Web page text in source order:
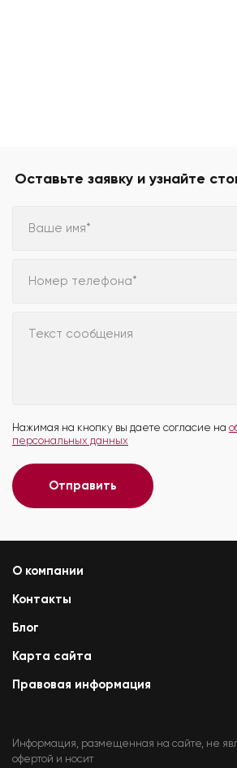
Оставьте заявку и узнайте
Ваше имя*
Номер телефона*
Текст сообщения
Нажимая на кнопку вы даете согласие на
персональных данных
Отправить
О компании
Контакты
Блог
Карта сайта
Правовая информация
Информация, размещенная на сайте, не
офертой и носит